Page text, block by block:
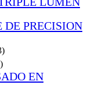
DE PRECISION
EN